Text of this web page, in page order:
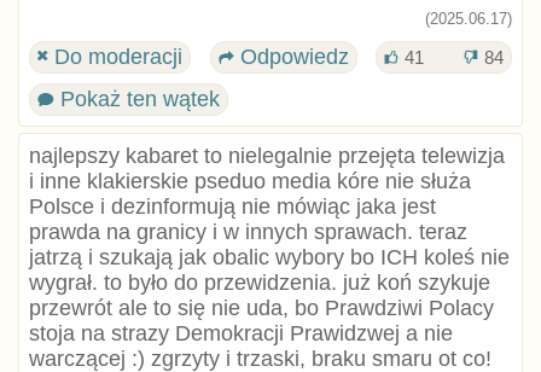
(2025.06.17)
Do moderacji Odpowiedz 41 84
Pokaż ten wątek
najlepszy kabaret to nielegalnie przejęta telewizja
i inne klakierskie pseduo media kóre nie służa
Polsce i dezinformują nie mówiąc jaka jest
prawda na granicy i w innych sprawach. teraz
jatrzą i szukają jak obalic wybory bo ICH koleś nie
wygrał. to było do przewidzenia. już koń szykuje
przewrót ale to się nie uda, bo Prawdziwi Polacy
stoja na strazy Demokracji Prawidzwej a nie
warczącej :) zgrzyty i trzaski, braku smaru ot co!